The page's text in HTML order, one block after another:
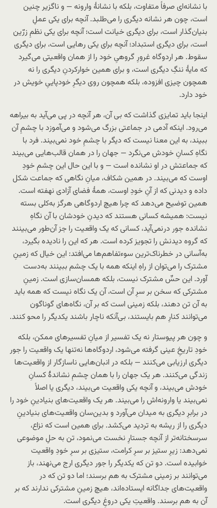
با نشانه‌ای صرفاً متفاوت، بلکه با نشانهٔ وارونه — و ناگزیر چنین
است، چون هر نشانه دیگری را می‌طلبد. آنچه برای یکی عملِ
بنیان‌گذار است، برای دیگری خیانت است؛ آنچه برای یکی نظمِ زرّین
است، برای دیگری استبداد؛ آنچه برای یکی رهایی است، برای دیگری
سقوط. هر اردوگاه غرورِ گروهیِ خود را از همان واقعیتی می‌گیرد
که مایهٔ ننگِ دیگری است، و برای همین خوارکردنِ دیگری را نه
همچون چیزی افزوده، بلکه همچون روی دیگرِ خودپاییِ خویش در
خود دارد.
اینجا باید تمایزی گذاشت که بی آن، هر آنچه در پی می‌آید به بیراهه
می‌رود. اینکه آدمی در جماعتی بزرگ می‌شود و می‌آموزد با چشمِ آن
ببیند، به این معنا نیست که دیگر با چشمِ خود نمی‌بیند. فرد با
نگاهِ کسانِ خودش می‌نگرد — جهان را در همان قالب‌هایی می‌بیند
که جماعتش در او نشانده است — و با این حال این چشمِ خودِ
اوست که می‌بیند. در همین شکاف، میانِ نگاهی که جماعت شکل
داده و دیدنی که از آنِ خودِ اوست، همهٔ فضای آزادی نهفته است.
همین توضیح می‌دهد که چرا هیچ اردوگاهی هرگز به‌کلی بسته
نیست: همیشه کسانی هستند که دیدنِ خودشان با آن نگاهِ
نشانده جور در‌نمی‌آید، کسانی که یک واقعیت را جز آن‌طور می‌بینند
که گروه دیدنش را تجویز کرده است. هر که این را نادیده بگیرد،
به‌آسانی در خطرناک‌ترین سوءتفاهم‌ها می‌افتد: این خیال که زمینِ
مشترک را می‌توان از راهِ اینکه همه با یک چشم ببینند به‌دست
آورد. این حسِّ مشترک نیست، بلکه همسان‌سازی است. زمینِ
مشترکی که سخن بر سرِ آن است، آن یک نگاه نیست که همه باید
به آن تن دهند، بلکه زمینی است که بر آن، نگاه‌های گوناگون
می‌توانند کنارِ هم بایستند، بی‌آنکه ناچار باشند یکدیگر را محو کنند.
و چون هر پیوستار نه یک تفسیر از میانِ تفسیرهای ممکن، بلکه
خودِ تاریخِ عینی گرفته می‌شود، اردوگاه‌ها نه‌تنها یک واقعیت را جور
دیگری ارزیابی می‌کنند — بلکه در انبان‌هایی ناسازگار از واقعیت‌ها
زندگی می‌کنند. هر یک جهان را با همان چشمِ نشاندهٔ کسانِ
خودش می‌بیند، و آنچه یکی واقعیت می‌بیند، دیگری یا اصلاً
نمی‌بیند یا وارونه‌اش را می‌بیند. هر یک واقعیت‌های بنیادینِ خود را
در برابرِ دیگری به میدان می‌آورد و بدین‌سان واقعیت‌های بنیادینِ
دیگری را از ریشه به تردید می‌کشد. برای همین است که نزاع،
سرسختانه‌تر از آنچه جستارِ نخست می‌نمود، تن به حلِ موضوعی
نمی‌دهد: زیرِ ستیز بر سرِ کرامت، ستیزی بر سرِ خودِ واقعیت
خوابیده است. دو تن که یکدیگر را جور دیگری ارج می‌نهند، باز
می‌توانند بر زمینی مشترک به هم برسند؛ اما دو تن که در
واقعیت‌های جداگانه ایستاده‌اند، هیچ زمینِ مشترکی ندارند که بر
آن به هم برسند. واقعیتِ یکی دروغِ دیگری است.